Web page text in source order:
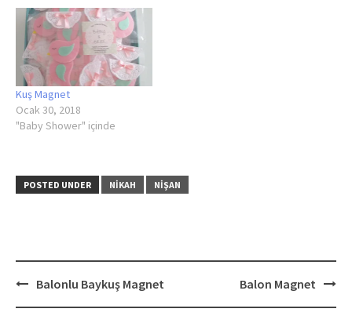
Kuş Magnet
Ocak 30, 2018
"Baby Shower" içinde
POSTED UNDER NIKAH NIŞAN
Post
navigation
Balonlu Baykuş Magnet Balon Magnet